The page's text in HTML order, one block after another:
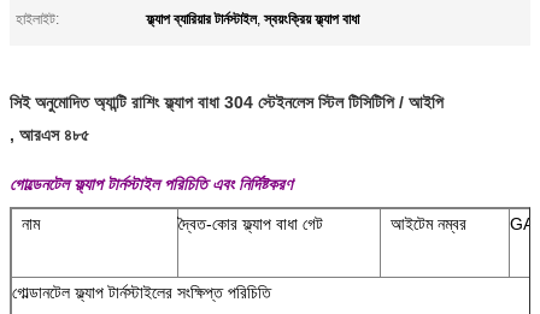
হাইলাইট:
ফ্ল্যাপ ব্যারিয়ার টার্নস্টাইল,স্বয়ংক্রিয় ফ্ল্যাপ বাধা
সিই অনুমোদিত অ্যান্টি রাশিং ফ্ল্যাপ বাধা 304 স্টেইনলেস স্টিল টিসিটিপি / আইপি
, আরএস ৪৮৫
গোল্ডেনটেল ফ্ল্যাপ টার্নস্টাইল পরিচিতি এবং নির্দিষ্টকরণ
নাম দ্বৈত-কোর ফ্ল্যাপ বাধা গেট আইটেম নম্বর
গোল্ডানটেল ফ্ল্যাপ টার্নস্টাইলের সংক্ষিপ্ত পরিচিতি